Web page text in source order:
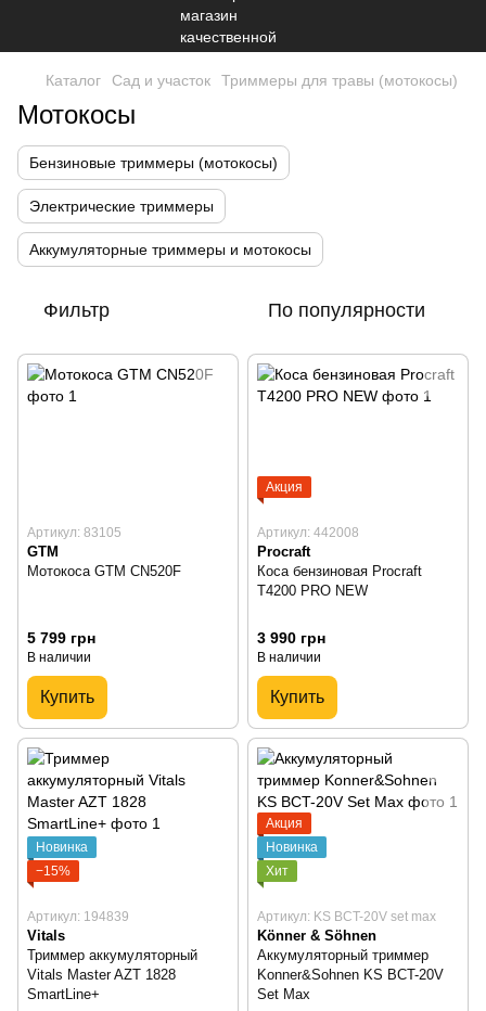
Каталог Сад и участок Триммеры для травы (мотокосы)
Мотокосы
Бензиновые триммеры (мотокосы)
Электрические триммеры
Аккумуляторные триммеры и мотокосы
Фильтр По популярности
Артикул: 83105
GTM
Мотокоса GTM CN520F
5 799 грн
В наличии
Купить
Акция
Артикул: 442008
Procraft
Коса бензиновая Procraft
T4200 PRO NEW
3 990 грн
В наличии
Купить
Новинка
−15%
Артикул: 194839
Vitals
Триммер аккумуляторный
Vitals Master AZT 1828
SmartLine+
Акция
Новинка
Хит
Артикул: KS BCT-20V set max
Könner & Söhnen
Аккумуляторный триммер
Konner&Sohnen KS BCT-20V
Set Max